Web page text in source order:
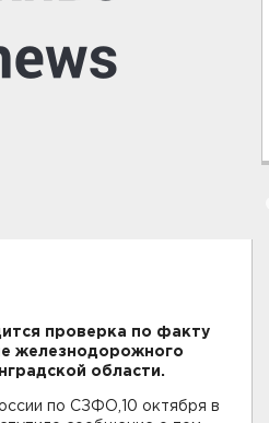
проверка по факту
железнодорожного
области.
по СЗФО,10 октября в